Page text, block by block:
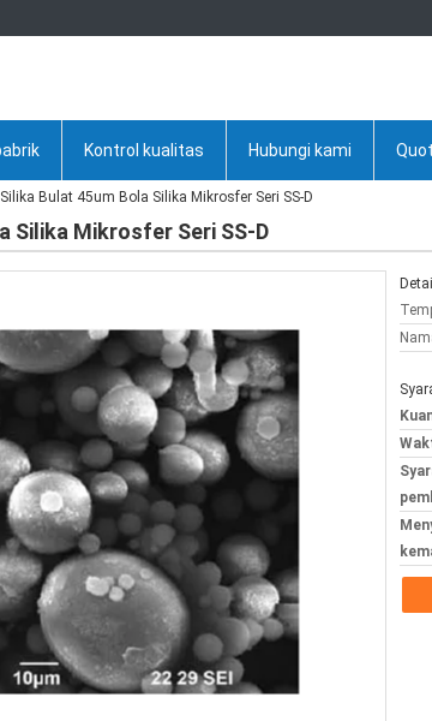
Kontrol kualitas Hubungi kami
Bulat 45um Bola Silika Mikrosfer Seri SS-D
Silika Mikrosfer Seri SS-D